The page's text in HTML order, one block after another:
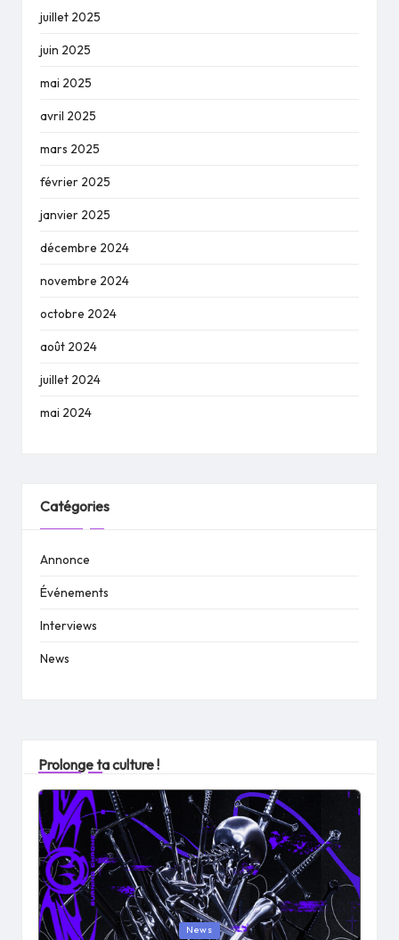
juillet 2025
juin 2025
mai 2025
avril 2025
mars 2025
février 2025
janvier 2025
décembre 2024
novembre 2024
octobre 2024
août 2024
juillet 2024
mai 2024
Catégories
Annonce
Événements
Interviews
News
Prolonge ta culture !
Posted
News